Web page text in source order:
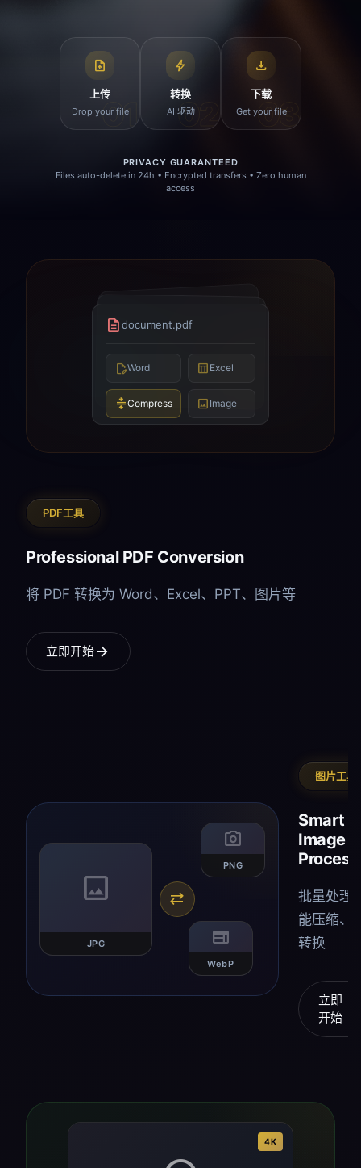
01
upload_file
上传
Drop your file 02
bolt
转换
AI 驱动 03
download
下载
Get your file
PRIVACY GUARANTEED
Files auto-delete in 24h • Encrypted transfers • Zero human
access
descriptiondocument.pdf
edit_documentWord table_chart Excel
compressCompress image Image
PDF工具
Professional PDF Conversion
将 PDF 转换为 Word、Excel、PPT、图片等
立即开始arrow_forward
image
JPG
photo_camera
PNG
web
WebP
sync_alt
图片工具
Smart
Image
批量处理
能压缩、
转换
立即
开始
4K